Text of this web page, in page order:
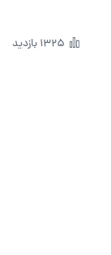
1325 بازدید